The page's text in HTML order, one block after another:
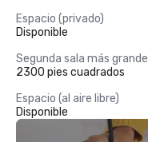
Espacio (privado)
Disponible
Segunda sala más grande
2300 pies cuadrados
Espacio (al aire libre)
Disponible